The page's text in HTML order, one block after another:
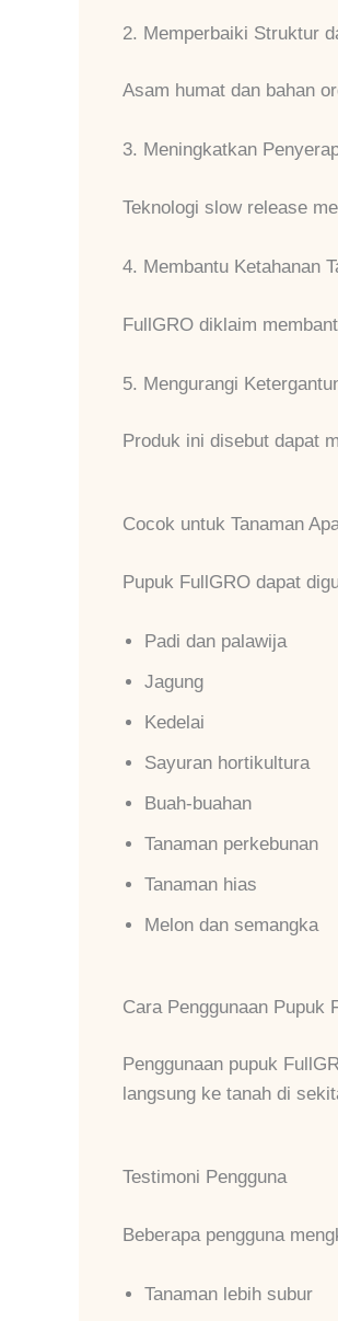
2. Memperbaiki Struktur
Asam humat dan bahan
3. Meningkatkan
Teknologi slow release
4. Membantu Ketahanan
FullGRO diklaim
5. Mengurangi
Produk ini disebut dapat
Cocok untuk Tanaman
Pupuk FullGRO dapat
Padi dan palawija
Jagung
Kedelai
Sayuran hortikultura
Buah-buahan
Tanaman perkebunan
Tanaman hias
Melon dan semangka
Cara Penggunaan Pupuk
Penggunaan pupuk
langsung ke tanah di
Testimoni Pengguna
Beberapa pengguna
Tanaman lebih subur